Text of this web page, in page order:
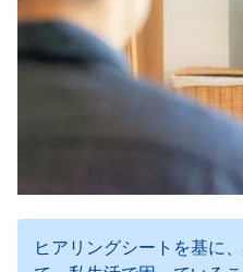
ヒアリングシートを基に